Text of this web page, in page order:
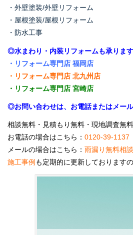
・外壁塗装/外壁リフォーム
・屋根塗装/屋根リフォーム
・防水工事
◎水まわり・内装リフォームも承ります
・リフォーム専門店 福岡店
・リフォーム専門店 北九州店
・リフォーム専門店 宮崎店
◎お問い合わせは、お電話またはメー
相談無料・見積もり無料・現地調査無料
お電話の場合はこちら： 0120-39-1137
メールの場合はこちら： 雨漏り無料相談
施工事例 も定期的に更新しております